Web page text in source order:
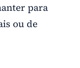
para
ou de